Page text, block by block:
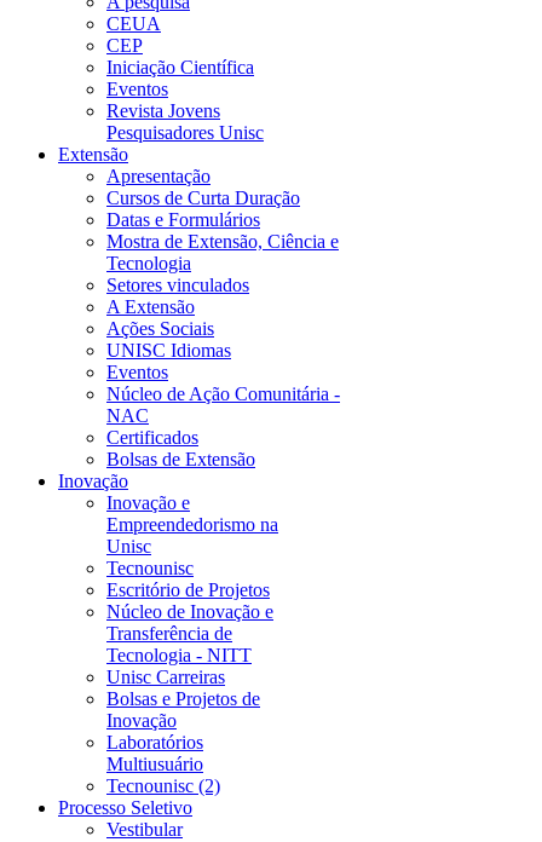
CEUA
CEP
Iniciação Científica
Eventos
Revista Jovens
Pesquisadores Unisc
Extensão
Apresentação
Cursos de Curta Duração
Datas e Formulários
Mostra de Extensão, Ciência e
Tecnologia
Setores vinculados
A Extensão
Ações Sociais
UNISC Idiomas
Eventos
Núcleo de Ação Comunitária -
NAC
Certificados
Bolsas de Extensão
Inovação
Inovação e
Empreendedorismo na
Unisc
Tecnounisc
Escritório de Projetos
Núcleo de Inovação e
Transferência de
Tecnologia - NITT
Unisc Carreiras
Bolsas e Projetos de
Inovação
Laboratórios
Multiusuário
Tecnounisc (2)
Processo Seletivo
Vestibular